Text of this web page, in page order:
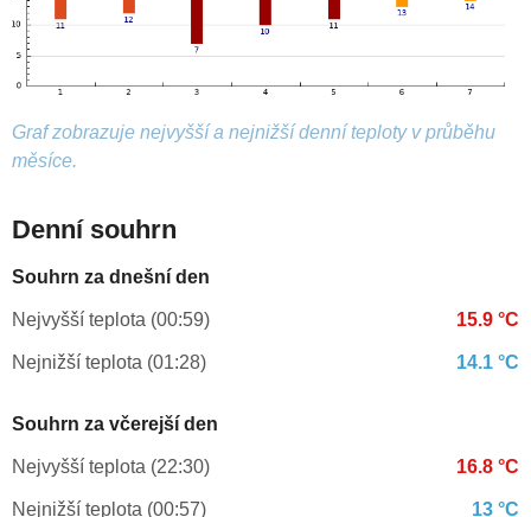
Graf zobrazuje nejvyšší a nejnižší denní teploty v průběhu
měsíce.
Denní souhrn
Souhrn za dnešní den
Nejvyšší teplota (00:59) 15.9 °C
Nejnižší teplota (01:28) 14.1 °C
Souhrn za včerejší den
Nejvyšší teplota (22:30) 16.8 °C
Nejnižší teplota (00:57) 13 °C